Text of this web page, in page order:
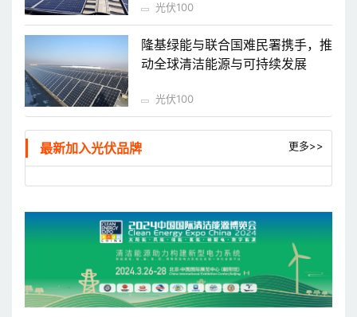
光伏100
隆基绿能与联合国难民署携手，推
动全球清洁能源与可持续发展
光伏100
最新加入光伏品牌 更多>>